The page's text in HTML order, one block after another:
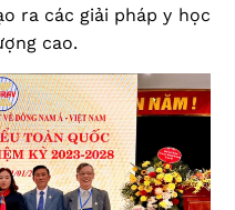
ra các giải pháp y học
cao.